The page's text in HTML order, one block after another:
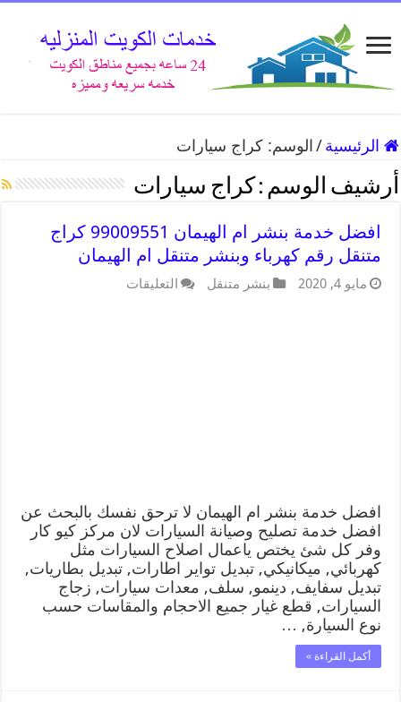
الرئيسية / الوسم:كراج سيارات
أرشيف الوسم : كراج سيارات
افضل خدمة بنشر ام الهيمان 99009551 كراج
متنقل رقم كهرباء وبنشر متنقل ام الهيمان
مايو 4, 2020 بنشر متنقل التعليقات
افضل خدمة بنشر ام الهيمان لا ترحق نفسك بالبحث عن
افضل خدمة تصليح وصيانة السيارات لان مركز كيو كار
وفر كل شئ يختص ياعمال اصلاح السيارات مثل
كهربائي, ميكانيكي, تبديل تواير اطارات, تبديل بطاريات,
تبديل سفايف, دينمو, سلف, معدات سيارات, زجاج
السيارات, قطع غيار جميع الاحجام والمقاسات حسب
نوع السيارة, …
أكمل القراءة »